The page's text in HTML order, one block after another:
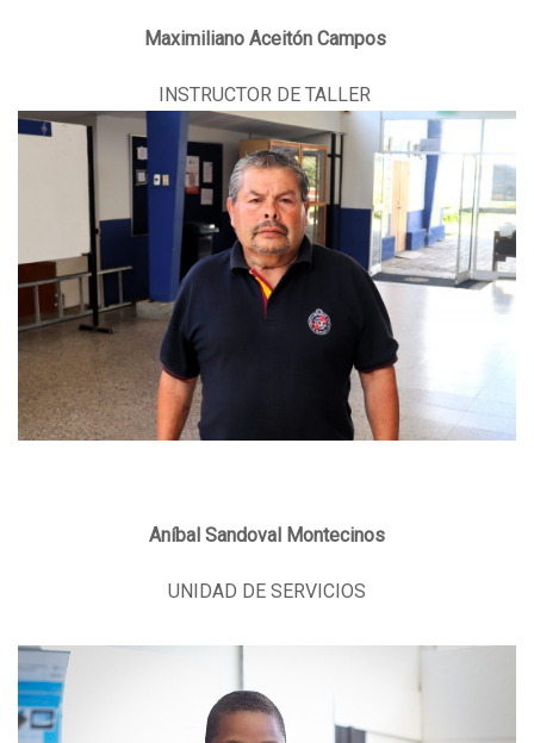
Maximiliano Aceitón Campos
INSTRUCTOR DE TALLER
Aníbal Sandoval Montecinos
UNIDAD DE SERVICIOS